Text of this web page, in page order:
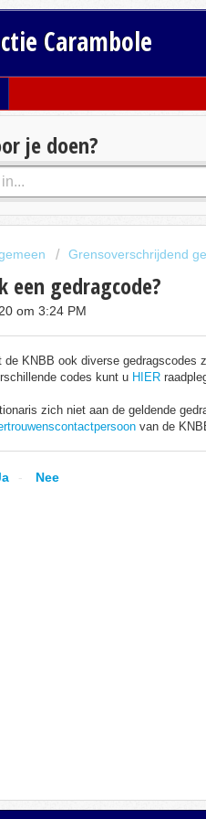
Carambole
je doen?
Grensoverschrijdend
een gedragcode?
om 3:24 PM
de KNBB ook diverse
codes kunt u HIER
zich niet aan de geldende
van de
Nee